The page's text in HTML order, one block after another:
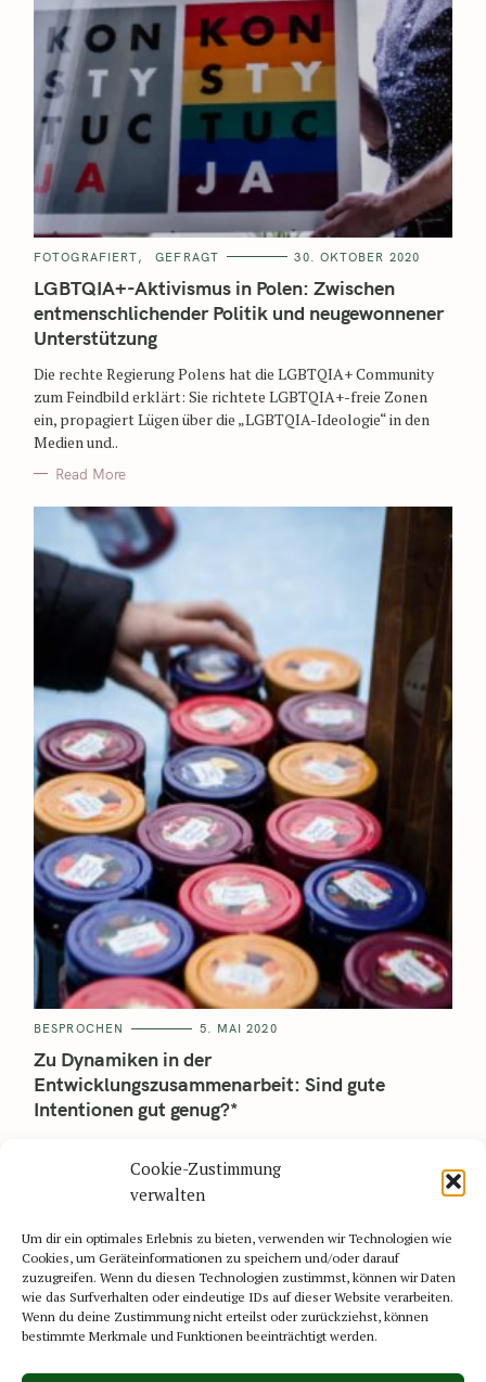
Cookie-Zustimmung
verwalten
Um dir ein optimales Erlebnis zu bieten, verwenden wir Technologien wie
Cookies, um Geräteinformationen zu speichern und/oder darauf
zuzugreifen. Wenn du diesen Technologien zustimmst, können wir Daten
wie das Surfverhalten oder eindeutige IDs auf dieser Website verarbeiten.
Wenn du deine Zustimmung nicht erteilst oder zurückziehst, können
bestimmte Merkmale und Funktionen beeinträchtigt werden.
FOTOGRAFIERT GEFRAGT 30. OKTOBER 2020
LGBTQIA+-Aktivismus in Polen: Zwischen
entmenschlichender Politik und neugewonnener
Unterstützung
Die rechte Regierung Polens hat die LGBTQIA+ Community
zum Feindbild erklärt: Sie richtete LGBTQIA+-freie Zonen
ein, propagiert Lügen über die „LGBTQIA-Ideologie“ in den
Medien und..
Read More
BESPROCHEN 5. MAI 2020
Zu Dynamiken in der
Entwicklungszusammenarbeit: Sind gute
Intentionen gut genug?*
helfen zu wollen, gilt als nobel. Das reicht von Geld- oder
Lebensmittelspenden als Einzelperson bis..